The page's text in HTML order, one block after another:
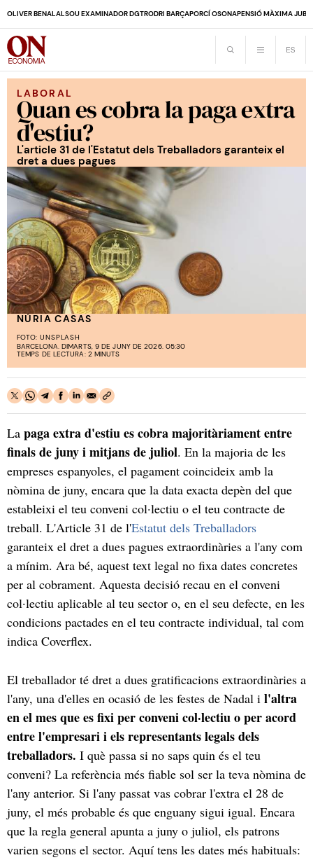
OLIVER BENALALSOU EXAMINADOR DGTRODRI BARÇAPORCÍ OSONAPENSIÓ MÀXIMA
LABORAL
Quan es cobra la paga extra
d'estiu?
L'article 31 de l'Estatut dels Treballadors garanteix el
dret a dues pagues
NÚRIA CASAS
FOTO: UNSPLASH
BARCELONA. DIMARTS, 9 DE JUNY DE 2026. 05:30
TEMPS DE LECTURA: 2 MINUTS
La paga extra d'estiu es cobra majoritàriament entre
finals de juny i mitjans de juliol. En la majoria de les
empreses espanyoles, el pagament coincideix amb la
nòmina de juny, encara que la data exacta depèn del que
estableixi el teu conveni col·lectiu o el teu contracte de
treball. L'Article 31 de l'Estatut dels Treballadors
garanteix el dret a dues pagues extraordinàries a l'any com
a mínim. Ara bé, aquest text legal no fixa dates concretes
per al cobrament. Aquesta decisió recau en el conveni
col·lectiu aplicable al teu sector o, en el seu defecte, en les
condicions pactades en el teu contracte individual, tal com
indica Coverflex.
El treballador té dret a dues gratificacions extraordinàries a
l'any, una d'elles en ocasió de les festes de Nadal i l'altra
en el mes que es fixi per conveni col·lectiu o per acord
entre l'empresari i els representants legals dels
treballadors. I què passa si no saps quin és el teu
conveni? La referència més fiable sol ser la teva nòmina de
l'any anterior. Si l'any passat vas cobrar l'extra el 28 de
juny, el més probable és que enguany sigui igual. Encara
que la regla general apunta a juny o juliol, els patrons
varien segons el sector. Aquí tens les dates més habituals: